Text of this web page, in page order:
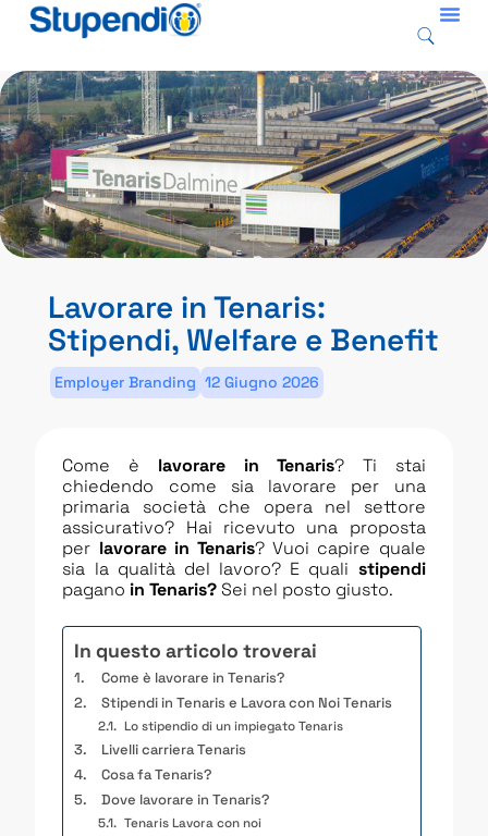
Lavorare in Tenaris:
Stipendi, Welfare e Benefit
Employer Branding 12 Giugno 2026
Come è lavorare in Tenaris? Ti stai
chiedendo come sia lavorare per una
primaria società che opera nel settore
assicurativo? Hai ricevuto una proposta
per lavorare in Tenaris? Vuoi capire quale
sia la qualità del lavoro? E quali stipendi
pagano inTenaris?Sei nel posto giusto.
In questo articolo troverai
Come è lavorare in Tenaris?
Stipendi in Tenaris e Lavora con Noi Tenaris
Lo stipendio di un impiegato Tenaris
Livelli carriera Tenaris
Cosa fa Tenaris?
Dove lavorare in Tenaris?
Tenaris Lavora con noi